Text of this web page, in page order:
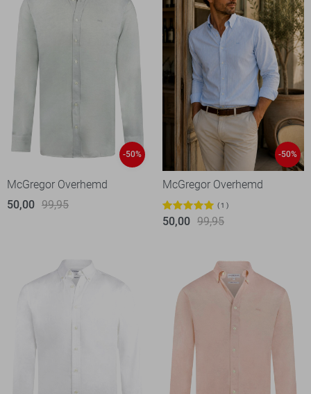
-50%
McGregor Overhemd
50,00 99,95
-50%
McGregor Overhemd
1
50,00 99,95